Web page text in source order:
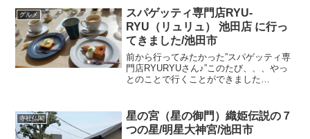
る！！そういえば、今日は開いてますの
で声かけてねってSNSで中の...
グルメ
スパゲッティ専門店RYU-
RYU（リュリュ） 池田店 に行っ
てきました/池田市
前から行ってみたかった”スパゲッティ専
門店RYURYUさん♪”このたび、、、やっ
とのことで行くことができました
は2021年にOPENしました！栄本町商
店...
寺社仏閣
星の宮（星の御門）織姫伝説の７
つの星/明星大神宮/池田市